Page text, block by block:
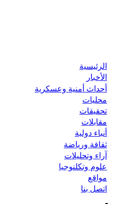
الرئيسية
الأخبار
أحداث أمنية وعسكرية
محليات
تحقيقات
مقابلات
أنباء دولية
ثقافة ورياضة
آراء وتحليلات
علوم وتكلنوجيا
مواقع
اتصل بنا